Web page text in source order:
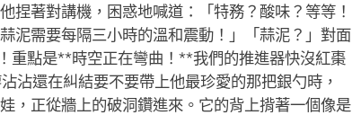
捏著對講機，困惑地喊道：「特務？酸味？等等！
泥需要每隔三小時的溫和震動！」「蒜泥？」對面
重點是**時空正在彎曲！**我們的推進器快沒紅棗
還在糾結要不要帶上他最珍愛的那把銀勺時，
，正從牆上的破洞鑽進來。它的背上揹著一個像是